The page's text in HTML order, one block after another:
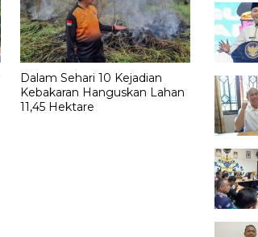
Dalam Sehari 10 Kejadian
Kebakaran Hanguskan Lahan
11,45 Hektare